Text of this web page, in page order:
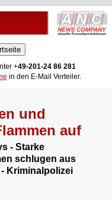
+49-201-24 86 281
in den E-Mail Verteiler.
und
auf
- Starke
schlugen aus
Kriminalpolizei